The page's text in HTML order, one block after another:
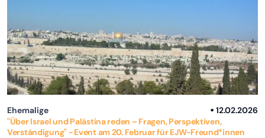
Ehemalige
12.02.2026
"Über Israel und Palästina reden – Fragen, Perspektiven,
Verständigung" - Event am 20. Februar für EJW-Freund*innen